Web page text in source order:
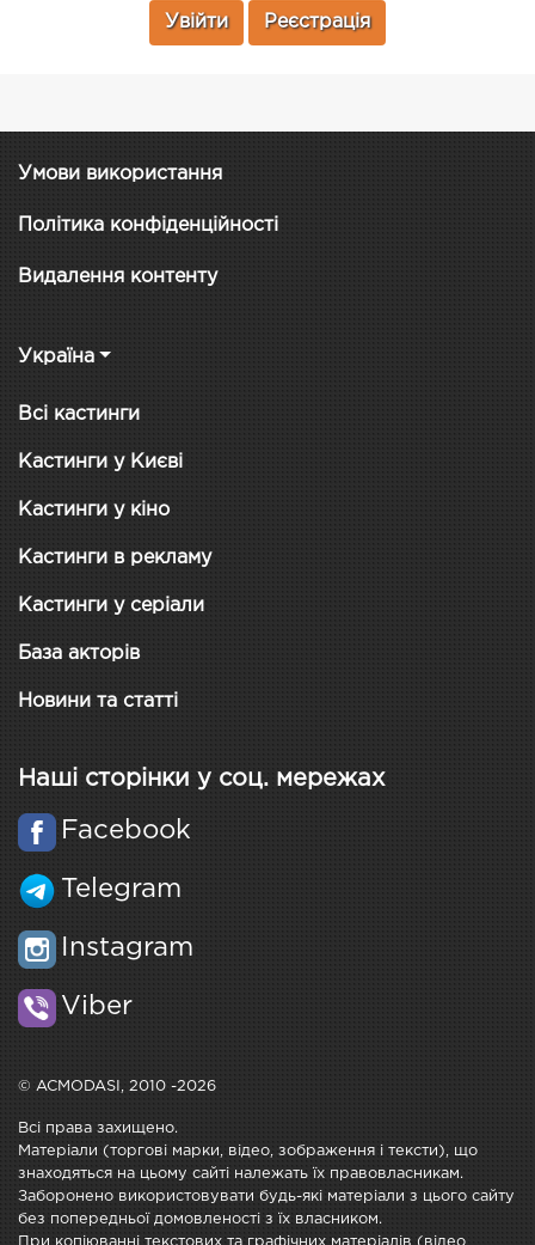
Увійти Реєстрація
Умови використання
Політика конфіденційності
Видалення контенту
Україна
Всі кастинги
Кастинги у Києві
Кастинги у кіно
Кастинги в рекламу
Кастинги у серіали
База акторів
Новини та статті
Наші сторінки у соц. мережах
Facebook
Telegram
Instagram
Viber
© ACMODASI, 2010 -2026
Всі права захищено.
Матеріали (торгові марки, відео, зображення і тексти), що
знаходяться на цьому сайті належать їх правовласникам.
Заборонено використовувати будь-які матеріали з цього сайту
без попередньої домовленості з їх власником.
При копіюванні текстових та графічних матеріалів (відео,